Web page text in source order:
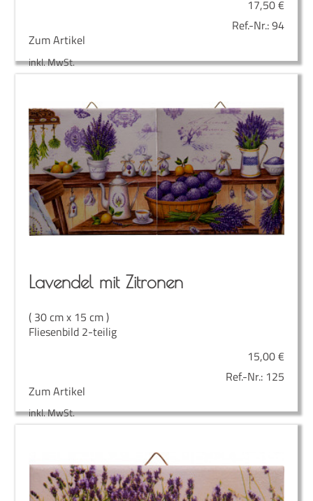
17,50€
Ref.-Nr.:94
Zum Artikel
inkl. MwSt.
Laven­del mit Zitronen
( 30 cm x 15 cm )
Fliesenbild 2-teilig
15,00€
Ref.-Nr.: 125
Zum Artikel
inkl. MwSt.